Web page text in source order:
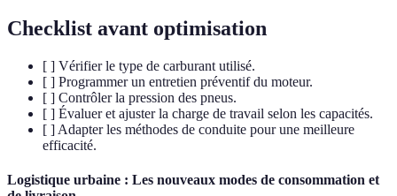
Checklist avant optimisation
[ ] Vérifier le type de carburant utilisé.
[ ] Programmer un entretien préventif du moteur.
[ ] Contrôler la pression des pneus.
[ ] Évaluer et ajuster la charge de travail selon les capacités.
[ ] Adapter les méthodes de conduite pour une meilleure
efficacité.
Logistique urbaine : Les nouveaux modes de consommation et